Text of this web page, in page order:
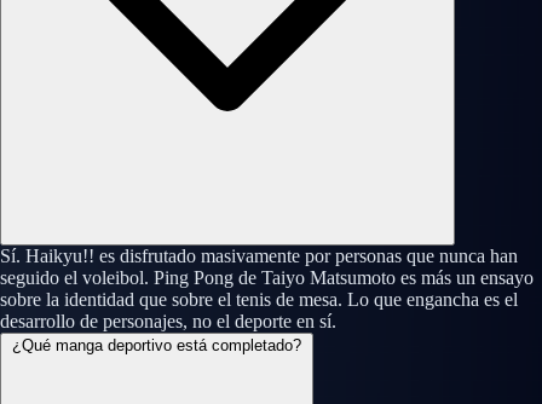
Sí. Haikyu!! es disfrutado masivamente por personas que nunca han
seguido el voleibol. Ping Pong de Taiyo Matsumoto es más un ensayo
sobre la identidad que sobre el tenis de mesa. Lo que engancha es el
desarrollo de personajes, no el deporte en sí.
¿Qué manga deportivo está completado?